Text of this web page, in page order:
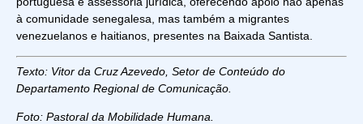
à comunidade senegalesa, mas também a migrantes
venezuelanos e haitianos, presentes na Baixada Santista.
Texto: Vitor da Cruz Azevedo, Setor de Conteúdo do
Departamento Regional de Comunicação.
Foto: Pastoral da Mobilidade Humana.